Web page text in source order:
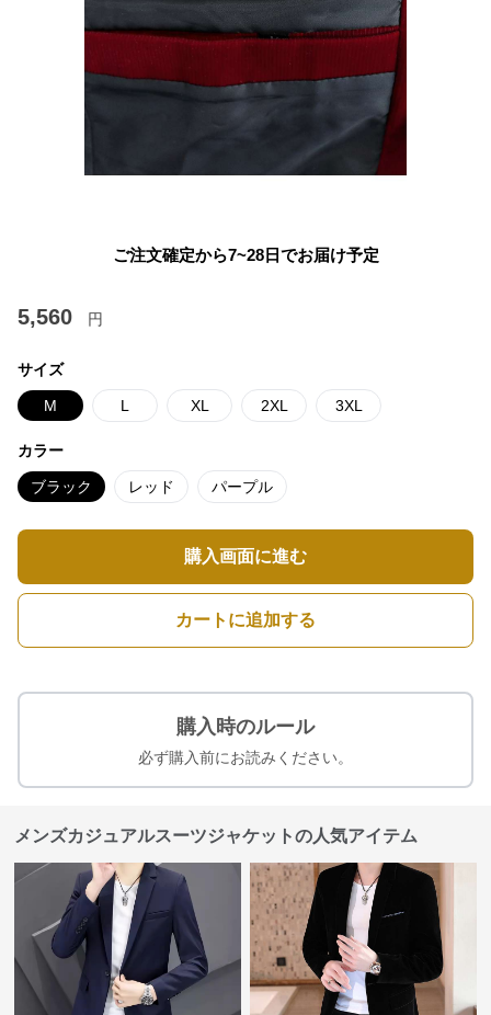
ご注文確定から7~28日でお届け予定
5,560 円
サイズ
M L XL 2XL 3XL
カラー
ブラック レッド パープル
購入画面に進む
カートに追加する
購入時のルール
必ず購入前にお読みください。
メンズカジュアルスーツジャケットの人気アイテム